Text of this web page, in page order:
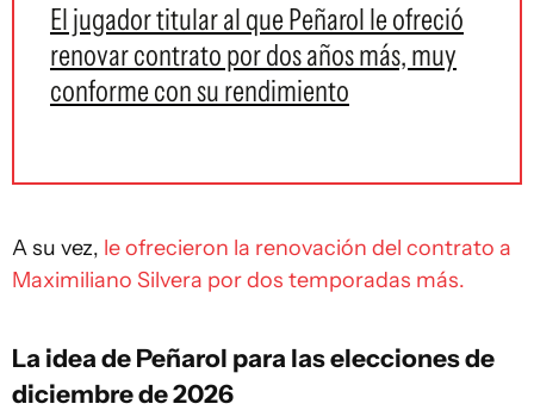
El jugador titular al que Peñarol le ofreció
renovar contrato por dos años más, muy
conforme con su rendimiento
A su vez, le ofrecieron la renovación del contrato a
Maximiliano Silvera por dos temporadas más.
La idea de Peñarol para las elecciones de
diciembre de 2026